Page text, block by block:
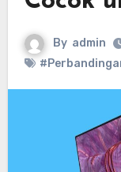
By admin